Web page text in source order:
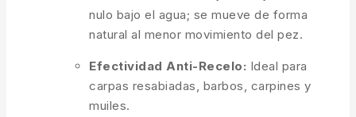
nulo bajo el agua; se mueve de forma
natural al menor movimiento del pez.
Efectividad Anti-Recelo: Ideal para
carpas resabiadas, barbos, carpines y
muiles.